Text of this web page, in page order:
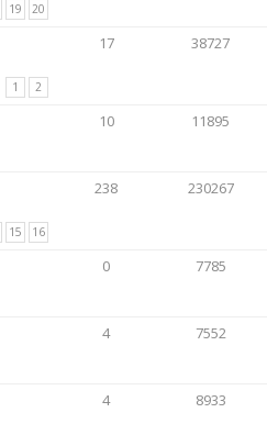
19 20
1 2
17 38727
10 11895
15 16
238 230267
0 7785
4 7552
4 8933